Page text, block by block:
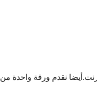
نقدم ورقة واحدة من